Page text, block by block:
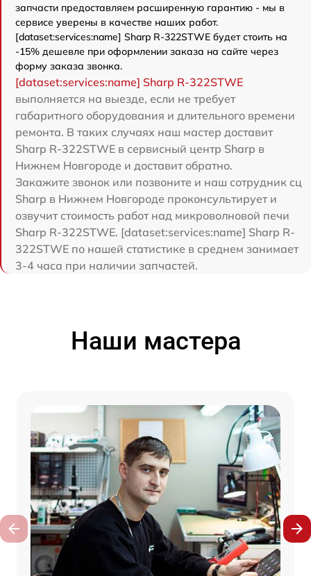
запчасти предоставляем расширенную гарантию - мы в
сервисе уверены в качестве наших работ.
[dataset:services:name] Sharp R-322STWE будет стоить на
-15% дешевле при оформлении заказа на сайте через
форму заказа звонка.
[dataset:services:name] Sharp R-322STWE
выполняется на выезде, если не требует
габаритного оборудования и длительного времени
ремонта. В таких случаях наш мастер доставит
Sharp R-322STWE в сервисный центр Sharp в
Нижнем Новгороде и доставит обратно.
Закажите звонок или позвоните и наш сотрудник сц
Sharp в Нижнем Новгороде проконсультирует и
озвучит стоимость работ над микроволновой печи
Sharp R-322STWE. [dataset:services:name] Sharp R-
322STWE по нашей статистике в среднем занимает
3-4 часа при наличии запчастей.
Наши мастера